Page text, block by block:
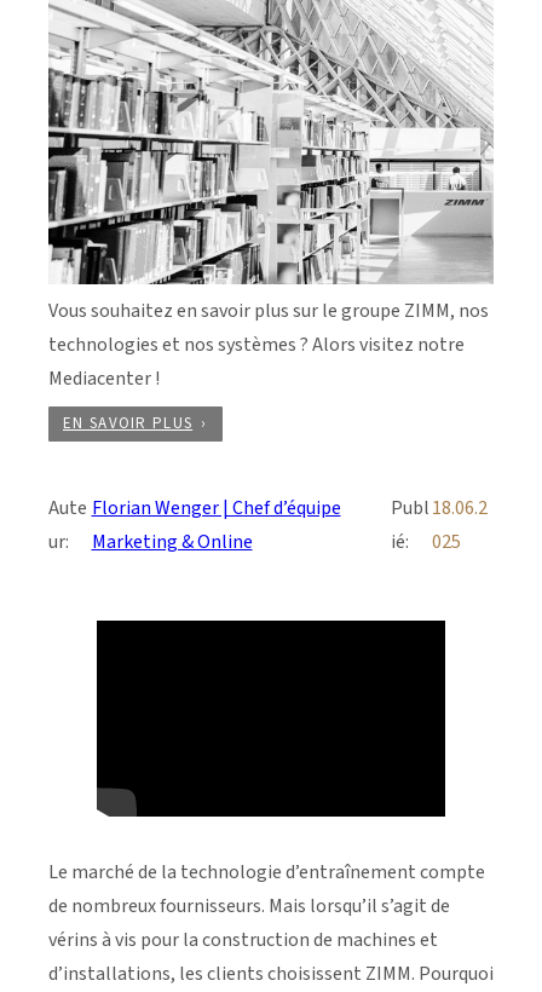
Vous souhaitez en savoir plus sur le groupe ZIMM, nos
technologies et nos systèmes ? Alors visitez notre
Mediacenter !
EN SAVOIR PLUS
Aute
ur:
Florian Wenger | Chef d’équipe
Marketing & Online
Publ
ié:
18.06.2
025
Le marché de la technologie d’entraînement compte
de nombreux fournisseurs. Mais lorsqu’il s’agit de
vérins à vis pour la construction de machines et
d’installations, les clients choisissent ZIMM. Pourquoi